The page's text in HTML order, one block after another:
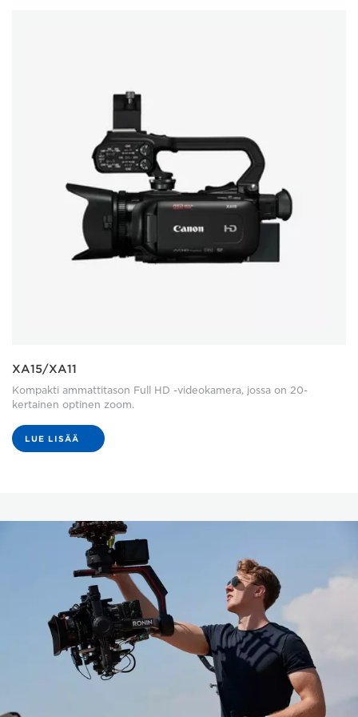
XA15/XA11
Kompakti ammattitason Full HD -videokamera, jossa on 20-
kertainen optinen zoom.
LUE LISÄÄ